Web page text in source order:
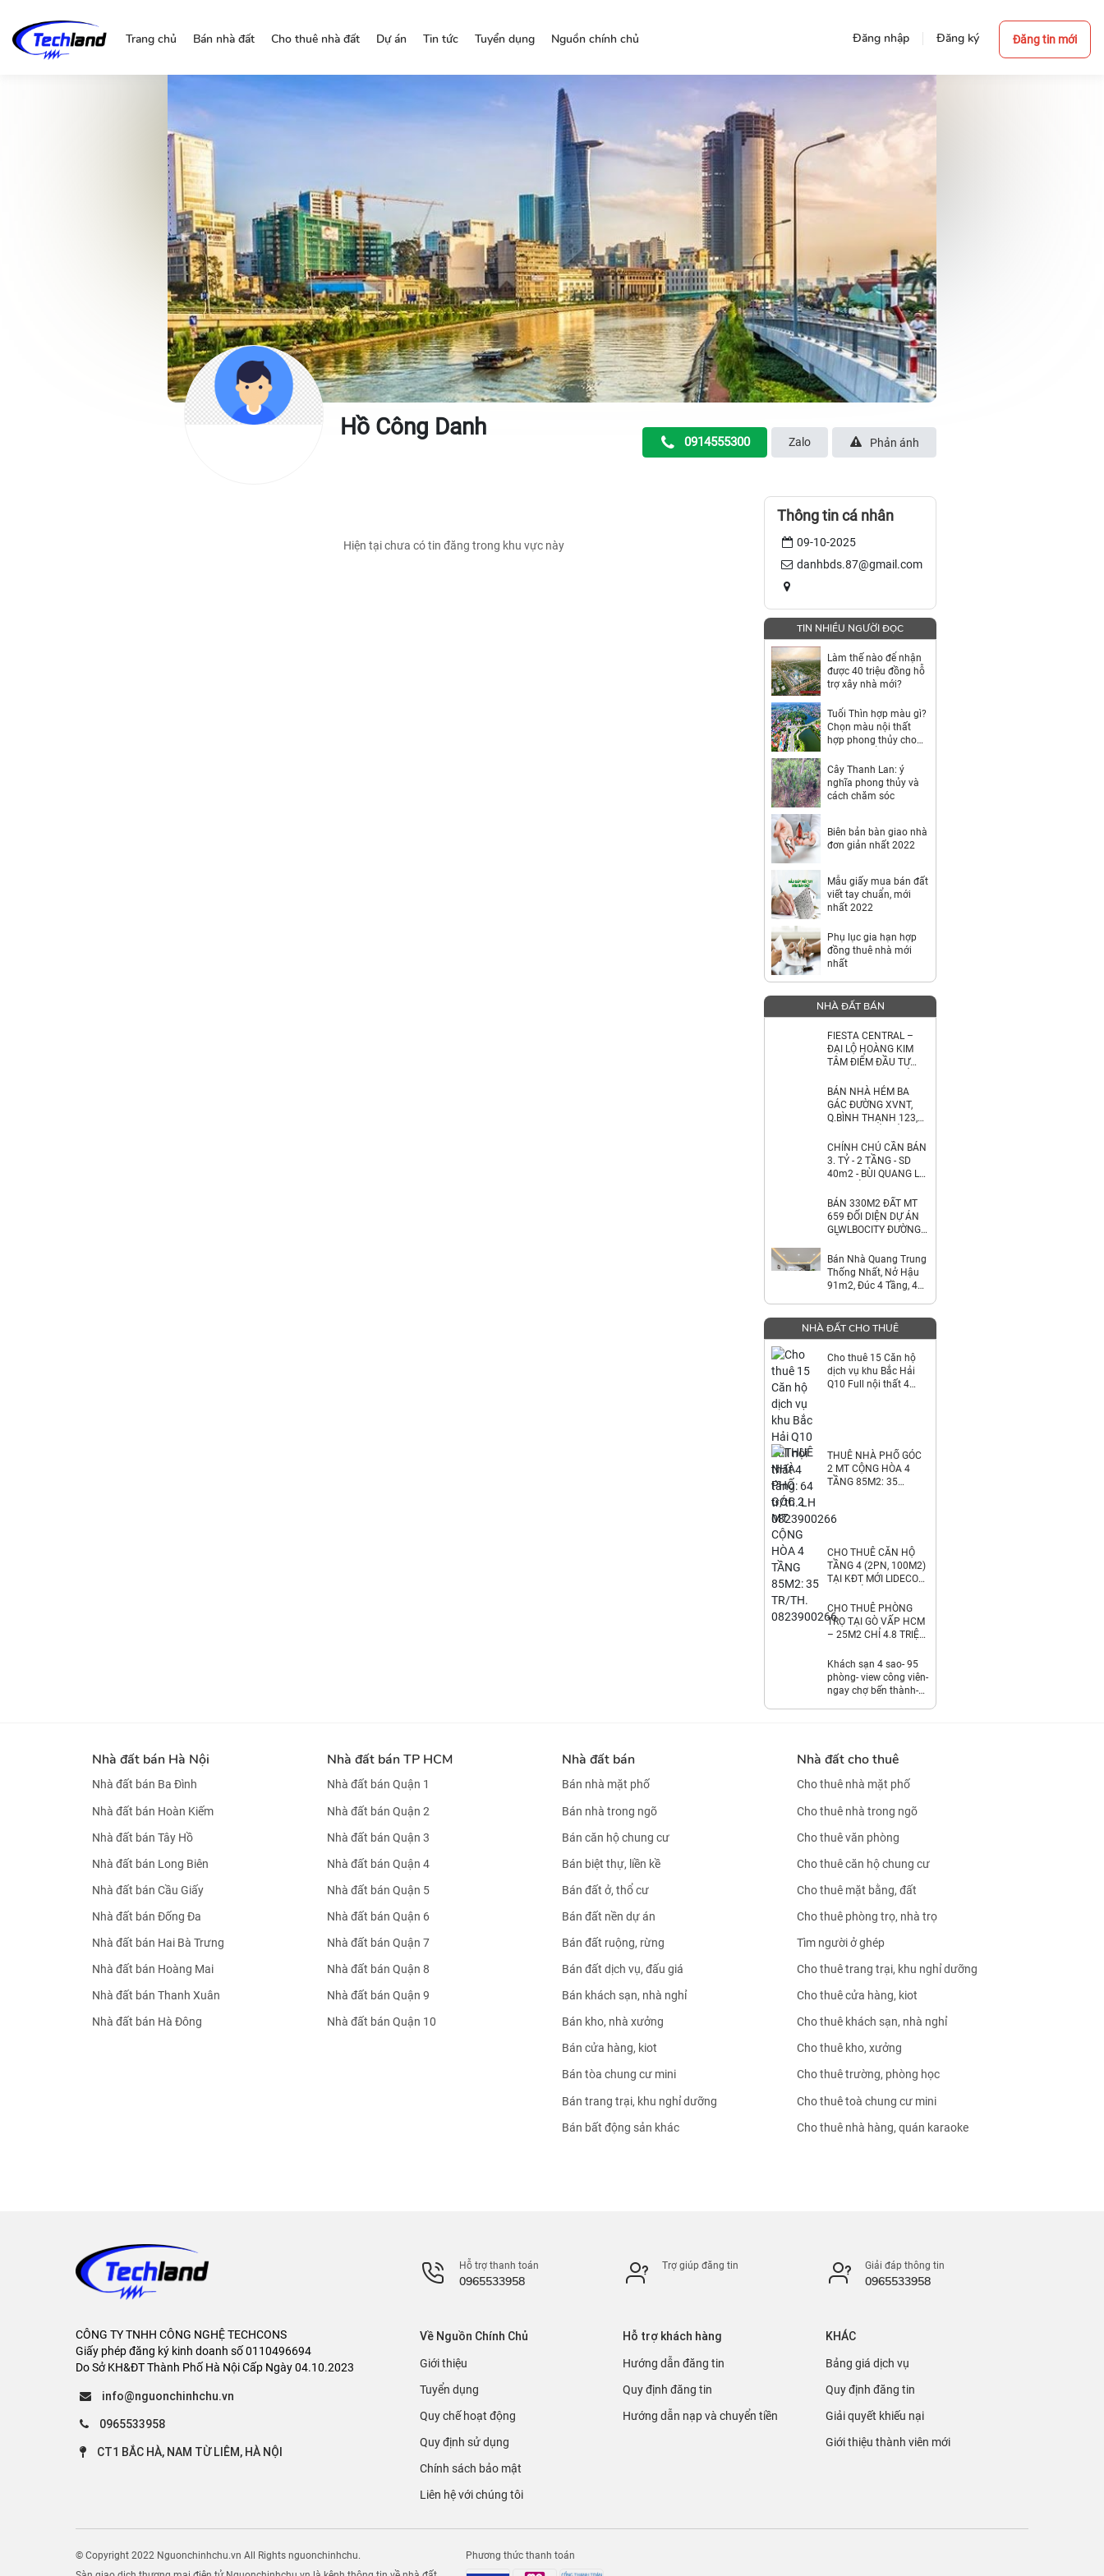
Đăng nhập Đăng ký Đăng tin mới
Trang chủ Bán nhà đất Cho thuê nhà đất Dự án Tin tức Tuyển dụng Nguồn chính chủ
Hồ Công Danh
0914555300 Zalo Phản ánh
Hiện tại chưa có tin đăng trong khu vực này
Thông tin cá nhân
09-10-2025
danhbds.87@gmail.com
TIN NHIỀU NGƯỜI ĐỌC
Làm thế nào để nhận
được 40 triệu đồng hỗ
trợ xây nhà mới?
Tuổi Thìn hợp màu gì?
Chọn màu nội thất
hợp phong thủy cho
Cây Thanh Lan: ý
nghĩa phong thủy và
cách chăm sóc
Biên bản bàn giao nhà
đơn giản nhất 2022
Mẫu giấy mua bán đất
viết tay chuẩn, mới
nhất 2022
Phụ lục gia hạn hợp
đồng thuê nhà mới
nhất
NHÀ ĐẤT BÁN
FIESTA CENTRAL –
ĐẠI LỘ HOÀNG KIM
TÂM ĐIỂM ĐẦU TƯ
BÌNH DƯƠNG
BÁN NHÀ HẺM BA
GÁC ĐƯỜNG XVNT,
Q.BÌNH THẠNH 123,5
LH:0792022984.
CHÍNH CHỦ CẦN BÁN
3. TỶ - 2 TẦNG - SD
40m2 - BÙI QUANG LÀ
BÁN 330M2 ĐẤT MT
659 ĐỐI DIỆN DỰ ÁN
GLWLBOCITY ĐƯỜNG
THỦ ĐỨC.
LH:0903464999.
Bán Nhà Quang Trung
Thống Nhất, Nở Hậu
91m2, Đúc 4 Tầng, 4
NHÀ ĐẤT CHO THUÊ
Cho thuê 15 Căn hộ
dịch vụ khu Bắc Hải
Q10 Full nội thất 4
THUÊ NHÀ PHỐ GÓC
2 MT CỘNG HÒA 4
TẦNG 85M2: 35
CHO THUÊ CĂN HỘ
TẦNG 4 (2PN, 100M2)
TẠI KĐT MỚI LIDECO
6.8TR/TH.
LH:0971928881
CHO THUÊ PHÒNG
TRỌ TẠI GÒ VẤP HCM
– 25M2 CHỈ 4.8 TRIỆU
LH:0359203979.
Khách sạn 4 sao- 95
phòng- view công viên-
ngay chợ bến thành-
Nhà đất bán Hà Nội
Nhà đất bán Ba Đình
Nhà đất bán Hoàn Kiếm
Nhà đất bán Tây Hồ
Nhà đất bán Long Biên
Nhà đất bán Cầu Giấy
Nhà đất bán Đống Đa
Nhà đất bán Hai Bà Trưng
Nhà đất bán Hoàng Mai
Nhà đất bán Thanh Xuân
Nhà đất bán Hà Đông
Nhà đất bán TP HCM
Nhà đất bán Quận 1
Nhà đất bán Quận 2
Nhà đất bán Quận 3
Nhà đất bán Quận 4
Nhà đất bán Quận 5
Nhà đất bán Quận 6
Nhà đất bán Quận 7
Nhà đất bán Quận 8
Nhà đất bán Quận 9
Nhà đất bán Quận 10
Nhà đất bán
Bán nhà mặt phố
Bán nhà trong ngõ
Bán căn hộ chung cư
Bán biệt thự, liền kề
Bán đất ở, thổ cư
Bán đất nền dự án
Bán đất ruộng, rừng
Bán đất dịch vụ, đấu giá
Bán khách sạn, nhà nghỉ
Bán kho, nhà xưởng
Bán cửa hàng, kiot
Bán tòa chung cư mini
Bán trang trại, khu nghỉ dưỡng
Bán bất động sản khác
Nhà đất cho thuê
Cho thuê nhà mặt phố
Cho thuê nhà trong ngõ
Cho thuê văn phòng
Cho thuê căn hộ chung cư
Cho thuê mặt bằng, đất
Cho thuê phòng trọ, nhà trọ
Tìm người ở ghép
Cho thuê trang trại, khu nghỉ dưỡng
Cho thuê cửa hàng, kiot
Cho thuê khách sạn, nhà nghỉ
Cho thuê kho, xưởng
Cho thuê trường, phòng học
Cho thuê toà chung cư mini
Cho thuê nhà hàng, quán karaoke
CÔNG TY TNHH CÔNG NGHỆ TECHCONS
Giấy phép đăng ký kinh doanh số 0110496694
Do Sở KH&ĐT Thành Phố Hà Nội Cấp Ngày 04.10.2023
info@nguonchinhchu.vn
0965533958
CT1 BẮC HÀ, NAM TỪ LIÊM, HÀ NỘI
Hỗ trợ thanh toán
0965533958
Trợ giúp đăng tin Giải đáp thông tin
0965533958
Về Nguồn Chính Chủ
Giới thiệu
Tuyển dụng
Quy chế hoạt động
Quy định sử dụng
Chính sách bảo mật
Liên hệ với chúng tôi
Hỗ trợ khách hàng
Hướng dẫn đăng tin
Quy định đăng tin
Hướng dẫn nạp và chuyển tiền
KHÁC
Bảng giá dịch vụ
Quy định đăng tin
Giải quyết khiếu nại
Giới thiệu thành viên mới
© Copyright 2022 Nguonchinhchu.vn All Rights nguonchinhchu.
Phương thức thanh toán